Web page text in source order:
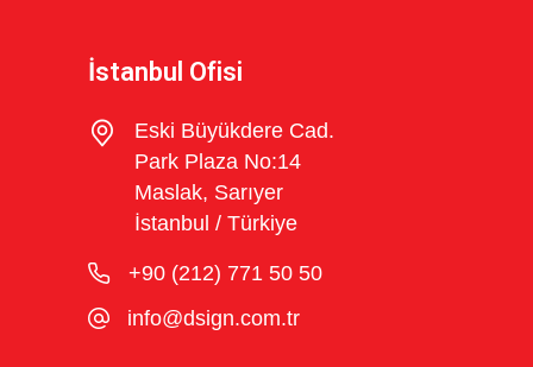
İstanbul Ofisi
Eski Büyükdere Cad.
Park Plaza No:14
Maslak, Sarıyer
İstanbul / Türkiye
+90 (212) 771 50 50
info@dsign.com.tr